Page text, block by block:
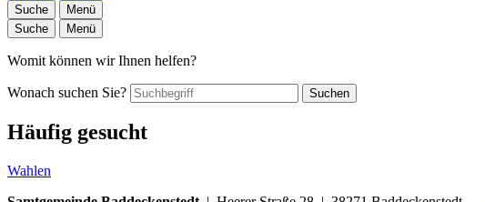
Suche
Menü
Suche
Menü
Womit können wir Ihnen helfen?
Wonach suchen Sie? Suchen
Häufig gesucht
Wahlen